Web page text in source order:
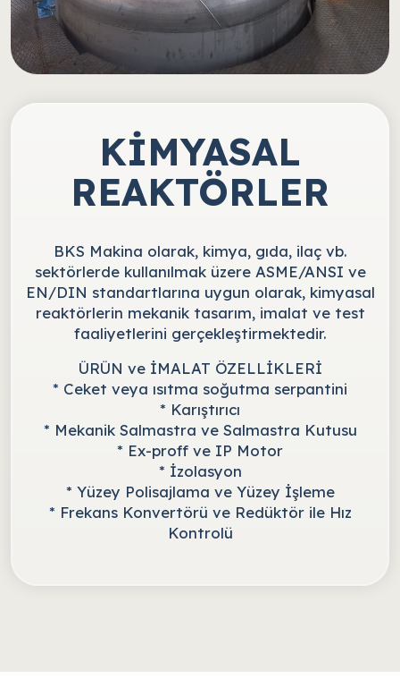
KİMYASAL
REAKTÖRLER
BKS Makina olarak, kimya, gıda, ilaç vb.
sektörlerde kullanılmak üzere ASME/ANSI ve
EN/DIN standartlarına uygun olarak, kimyasal
reaktörlerin mekanik tasarım, imalat ve test
faaliyetlerini gerçekleştirmektedir.
ÜRÜN ve İMALAT ÖZELLİKLERİ
* Ceket veya ısıtma soğutma serpantini
* Karıştırıcı
* Mekanik Salmastra ve Salmastra Kutusu
* Ex-proff ve IP Motor
* İzolasyon
* Yüzey Polisajlama ve Yüzey İşleme
* Frekans Konvertörü ve Redüktör ile Hız
Kontrolü